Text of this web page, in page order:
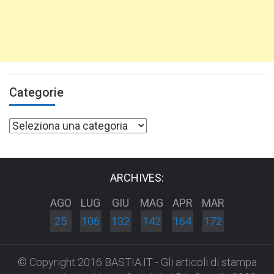
Categorie
Categorie
ARCHIVES:
AGO
25
LUG
106
GIU
132
MAG
142
APR
164
MAR
172
© Copyright 2016 BASTIA.IT - Gli articoli di stampa